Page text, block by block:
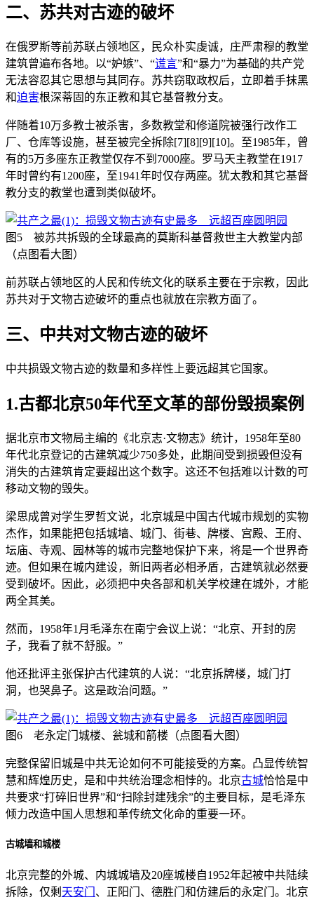
二、苏共对古迹的破坏
在俄罗斯等前苏联占领地区，民众朴实虔诚，庄严肃穆的教堂
建筑曾遍布各地。以“妒嫉”、“谎言”和“暴力”为基础的共产党
无法容忍其它思想与其同存。苏共窃取政权后，立即着手抹黑
和迫害根深蒂固的东正教和其它基督教分支。
伴随着10万多教士被杀害，多数教堂和修道院被强行改作工
厂、仓库等设施，甚至被完全拆除[7][8][9][10]。至1985年，曾
有的5万多座东正教堂仅存不到7000座。罗马天主教堂在1917
年时曾约有1200座，至1941年时仅存两座。犹太教和其它基督
教分支的教堂也遭到类似破坏。
图5 被苏共拆毁的全球最高的莫斯科基督救世主大教堂内部
（点图看大图）
前苏联占领地区的人民和传统文化的联系主要在于宗教，因此
苏共对于文物古迹破坏的重点也就放在宗教方面了。
三、中共对文物古迹的破坏
中共损毁文物古迹的数量和多样性上要远超其它国家。
1.古都北京50年代至文革的部份毁损案例
据北京市文物局主编的《北京志·文物志》统计，1958年至80
年代北京登记的古建筑减少750多处，此期间受到损毁但没有
消失的古建筑肯定要超出这个数字。这还不包括难以计数的可
移动文物的毁失。
梁思成曾对学生罗哲文说，北京城是中国古代城市规划的实物
杰作，如果能把包括城墙、城门、街巷、牌楼、宫殿、王府、
坛庙、寺观、园林等的城市完整地保护下来，将是一个世界奇
迹。但如果在城内建设，新旧两者必相矛盾，古建筑就必然要
受到破坏。因此，必须把中央各部和机关学校建在城外，才能
两全其美。
然而，1958年1月毛泽东在南宁会议上说：“北京、开封的房
子，我看了就不舒服。”
他还批评主张保护古代建筑的人说：“北京拆牌楼，城门打
洞，也哭鼻子。这是政治问题。”
图6 老永定门城楼、瓮城和箭楼（点图看大图）
完整保留旧城是中共无论如何不可能接受的方案。凸显传统智
慧和辉煌历史，是和中共统治理念相悖的。北京古城恰恰是中
共要求“打碎旧世界”和“扫除封建残余”的主要目标，是毛泽东
倾力改造中国人思想和革传统文化命的重要一环。
古城墙和城楼
北京完整的外城、内城城墙及20座城楼自1952年起被中共陆续
拆除，仅剩 天安门 、正阳门、德胜门和仿建后的永定门。北京